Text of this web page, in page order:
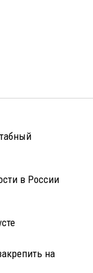
в России
на